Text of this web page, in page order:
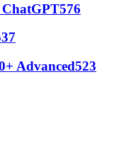
ChatGPT576
Advanced523